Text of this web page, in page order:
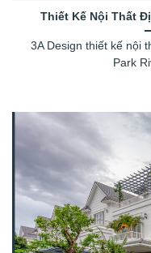
Thiết Kế Nội Thất
3A Design thiết kế nội
Park